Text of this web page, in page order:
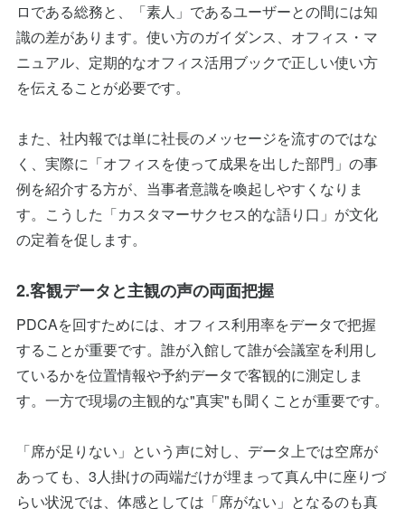
ロである総務と、「素人」であるユーザーとの間には知
識の差があります。使い方のガイダンス、オフィス・マ
ニュアル、定期的なオフィス活用ブックで正しい使い方
を伝えることが必要です。
また、社内報では単に社長のメッセージを流すのではな
く、実際に「オフィスを使って成果を出した部門」の事
例を紹介する方が、当事者意識を喚起しやすくなりま
す。こうした「カスタマーサクセス的な語り口」が文化
の定着を促します。
2.客観データと主観の声の両面把握
PDCAを回すためには、オフィス利用率をデータで把握
することが重要です。誰が入館して誰が会議室を利用し
ているかを位置情報や予約データで客観的に測定しま
す。一方で現場の主観的な"真実"も聞くことが重要です。
「席が足りない」という声に対し、データ上では空席が
あっても、3人掛けの両端だけが埋まって真ん中に座りづ
らい状況では、体感としては「席がない」となるのも真